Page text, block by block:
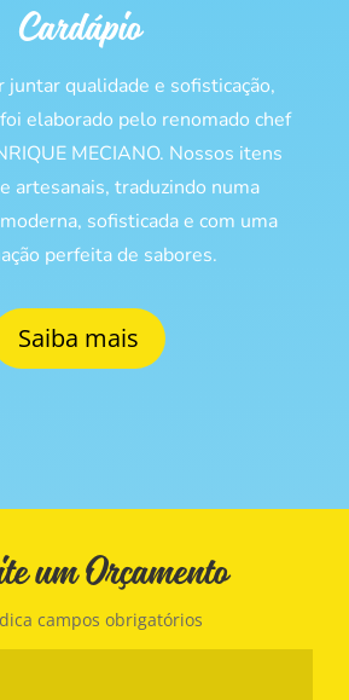
Cardápio
juntar qualidade e sofisticação,
elaborado pelo renomado chef
MECIANO. Nossos itens
artesanais, traduzindo numa
sofisticada e com uma
perfeita de sabores.
Saiba mais
um Orçamento
campos obrigatórios
Nome